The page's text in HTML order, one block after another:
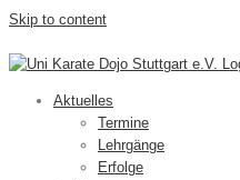
Skip to content
Aktuelles
Termine
Lehrgänge
Erfolge